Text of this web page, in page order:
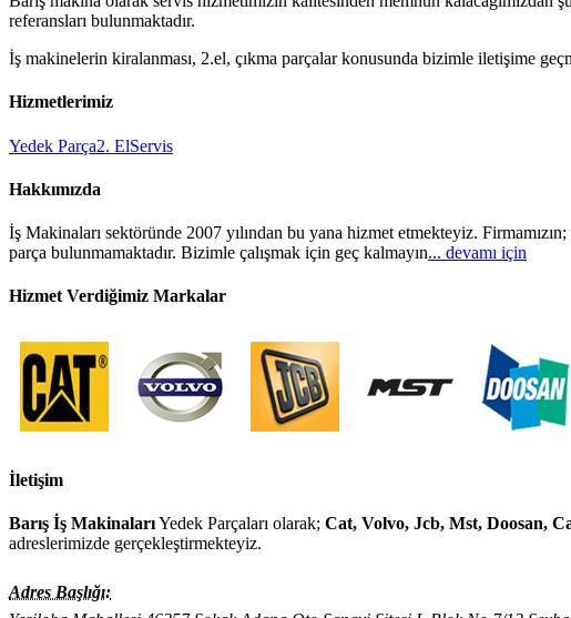
referansları bulunmaktadır.
İş makinelerin kiralanması, 2.el, çıkma parçalar konusunda bizimle iletişime
Hizmetlerimiz
Yedek Parça2. ElServis
Hakkımızda
İş Makinaları sektöründe 2007 yılından bu yana hizmet etmekteyiz.
parça bulunmamaktadır. Bizimle çalışmak için geç kalmayın... devamı için
Hizmet Verdiğimiz Markalar
İletişim
Barış İş MakinalarıYedek Parçaları olarak; Cat, Volvo, Jcb, Mst, Doosan,
adreslerimizde gerçekleştirmekteyiz.
Adres Başlığı: